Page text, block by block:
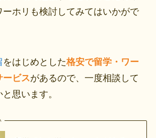
ーホリも検討してみてはいかがで
をはじめとした格安で留学・ワー
ービスがあるので、一度相談して
思います。